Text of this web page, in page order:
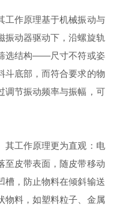
作原理基于机械振动与
振动器驱动下，沿螺旋轨
选结构——尺寸不符或姿
斗底部，而符合要求的物
调节振动频率与振幅，可
工作原理更为直观：电
至皮带表面，随皮带移动
槽，防止物料在倾斜输送
物料，如塑料粒子、金属